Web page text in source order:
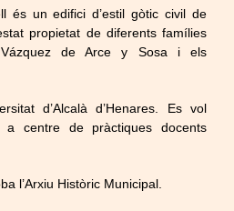
és un edifici d’estil gòtic civil de
propietat de diferents famílies
de Arce y Sosa i els
d’Alcalà d’Henares. Es vol
centre de pràctiques docents
l’Arxiu Històric Municipal.